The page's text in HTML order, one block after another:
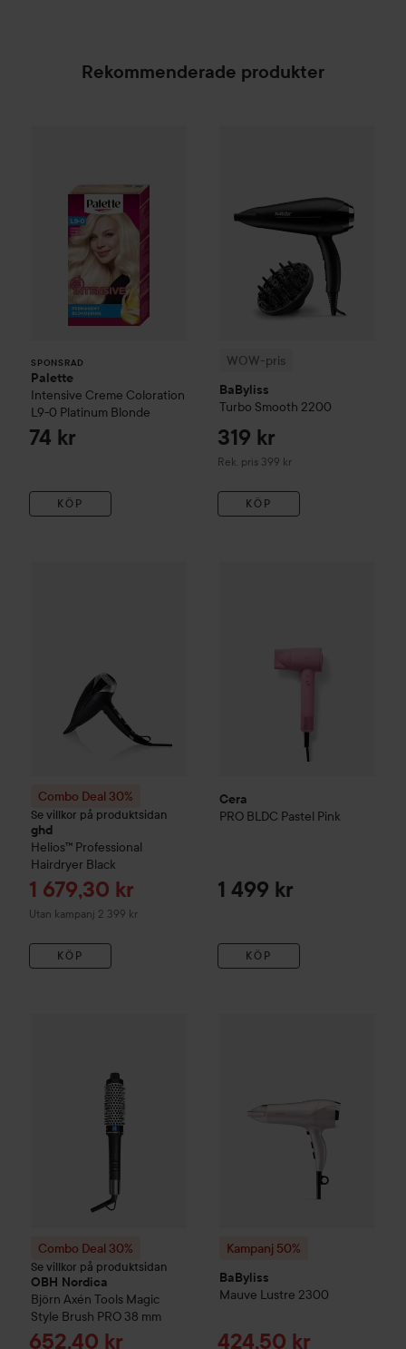
Rekommenderade produkter
SPONSRAD
Palette
Intensive Creme Coloration
L9-0 Platinum Blonde
74 kr
KÖP
WOW-pris
BaByliss
Turbo Smooth 2200
319 kr
Rek. pris 399 kr
Rekommenderat pris 399 kr
KÖP
Combo Deal 30%
Se villkor på produktsidan
ghd
Helios™ Professional
Hairdryer Black
Reapris
1 679,30 kr
Utan kampanj 2 399 kr
KÖP
Cera
PRO BLDC Pastel Pink
1 499 kr
KÖP
Combo Deal 30%
Se villkor på produktsidan
OBH Nordica
Björn Axén Tools Magic
Style Brush PRO 38 mm
Reapris
652,40 kr
Kampanj 50%
BaByliss
Mauve Lustre 2300
Reapris
424,50 kr